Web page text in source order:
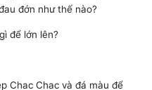
đớn như thế nào?
để lớn lên?
Chac Chac và đá màu để